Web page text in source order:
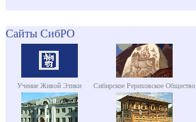
Сайты СибРО
Учение Живой Этики Сибирское Рериховское Общество